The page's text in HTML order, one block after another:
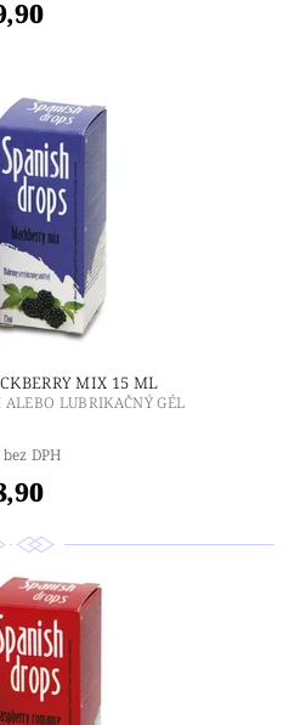
MIX 15 ML
LUBRIKAČNÝ GÉL
DPH